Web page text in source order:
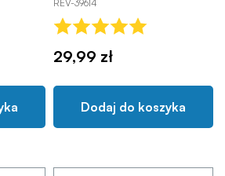
REV-39614
29,99 zł
Dodaj do koszyka